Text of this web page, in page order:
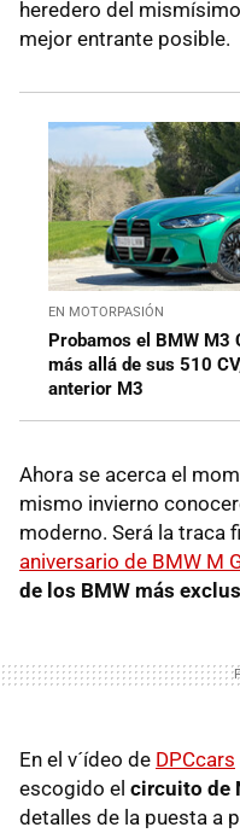
heredero del mismísimo
mejor entrante posible.
EN MOTORPASIÓN
Probamos el BMW M3
más allá de sus 510
anterior M3
Ahora se acerca el
mismo invierno
moderno. Será la traca
aniversario de BMW M
de los BMW más
En el v´ídeo de DPCcars
escogido el circuito de
detalles de la puesta a